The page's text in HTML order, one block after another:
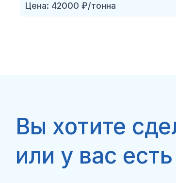
Цена: 42000 ₽/тонна
Вы хотите
или у вас